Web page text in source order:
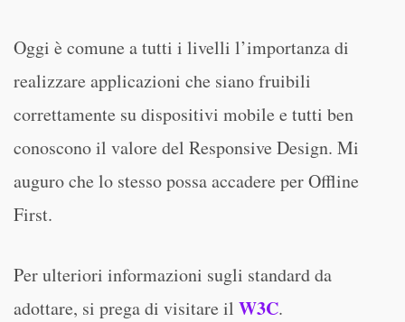
Oggi è comune a tutti i livelli l’importanza di
realizzare applicazioni che siano fruibili
correttamente su dispositivi mobile e tutti ben
conoscono il valore del Responsive Design. Mi
auguro che lo stesso possa accadere per Offline
First.
Per ulteriori informazioni sugli standard da
adottare, si prega di visitare il W3C.